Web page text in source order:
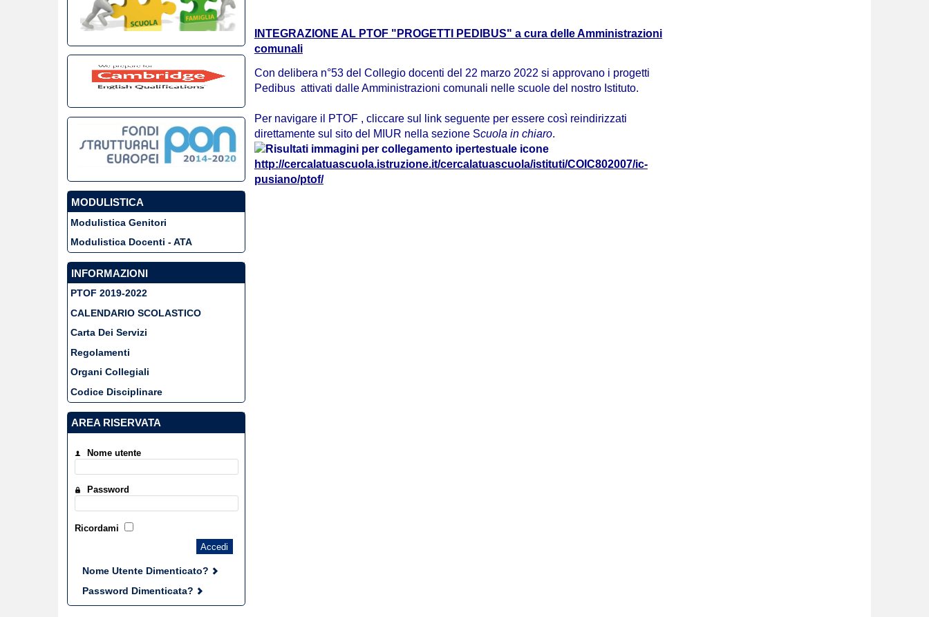
INTEGRAZIONE AL PTOF "PROGETTI PEDIBUS" a cura delle Amministrazioni
comunali
Con delibera n°53 del Collegio docenti del 22 marzo 2022 si approvano i progetti
Pedibus attivati dalle Amministrazioni comunali nelle scuole del nostro Istituto.
Per navigare il PTOF , cliccare sul link seguente per essere così reindirizzati
direttamente sul sito del MIUR nella sezione Scuola in chiaro.
http://cercalatuascuola.istruzione.it/cercalatuascuola/istituti/COIC802007/ic-
pusiano/ptof/
MODULISTICA
Modulistica Genitori
Modulistica Docenti - ATA
INFORMAZIONI
PTOF 2019-2022
CALENDARIO SCOLASTICO
Carta Dei Servizi
Regolamenti
Organi Collegiali
Codice Disciplinare
AREA RISERVATA
Nome utente
Password
Ricordami
Accedi
Nome Utente Dimenticato?
Password Dimenticata?